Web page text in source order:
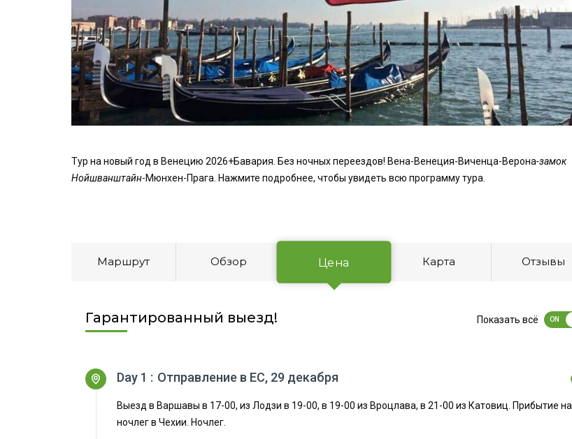
Тур на новый год в Венецию 2026+Бавария. Без ночных переездов! Вена-Венеция-Виченца-Верона-замок
Нойшванштайн-Мюнхен-Прага. Нажмите подробнее, чтобы увидеть всю программу тура.
Маршрут Обзор Цена Карта Отзывы
Гарантированный выезд! Показать всё
Day 1 : Отправление в ЕС, 29 декабря
Выезд в Варшавы в 17-00, из Лодзи в 19-00, в 19-00 из Вроцлава, в 21-00 из Катовиц. Прибытие на
ночлег в Чехии. Ночлег.